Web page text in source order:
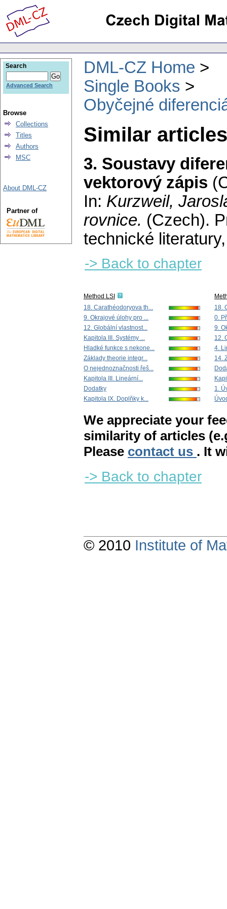
DML-CZ Home
Single Books
Obyčejné
Similar
3. Soustavy
vektorový zápis
In: Kurzweil,
rovnice. (Czech).
technické
-> Back to chapter
Method LSI
18. Carathéodoryova th...
9. Okrajové úlohy pro ...
12. Globální vlastnost...
Kapitola III. Systémy ...
Hladké funkce s nekone...
Základy theorie integr...
O nejednoznačnosti řeš...
Kapitola III. Lineární...
Dodatky
Kapitola IX. Doplňky k...
18.
0.
9.
12.
4.
14.
1.
We appreciate your
similarity of articles
Please contact us . It
-> Back to chapter
Search
Advanced Search
Browse
Collections
Titles
Authors
MSC
About DML-CZ
Partner of
© 2010 Institute of